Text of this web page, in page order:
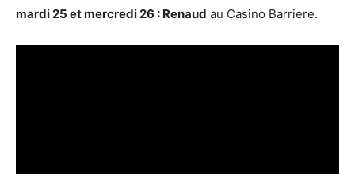
mardi 25 et mercredi 26 : Renaud au Casino Barriere.